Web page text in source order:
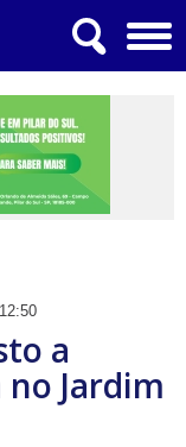
a
Jardim